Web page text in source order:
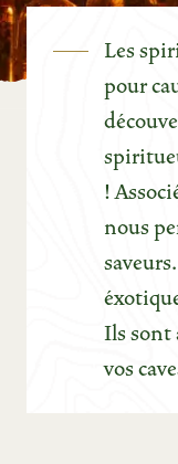
Les
pour
!
nous
Ils sont
vos